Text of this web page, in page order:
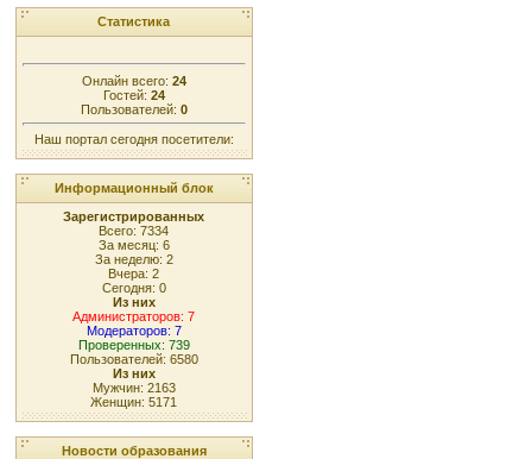
Статистика
Онлайн всего: 24
Гостей: 24
Пользователей: 0
Наш портал сегодня посетители:
Информационный блок
Зарегистрированных
Всего: 7334
За месяц: 6
За неделю: 2
Вчера: 2
Сегодня: 0
Из них
Администраторов: 7
Модераторов: 7
Проверенных: 739
Пользователей: 6580
Из них
Мужчин: 2163
Женщин: 5171
Новости образования